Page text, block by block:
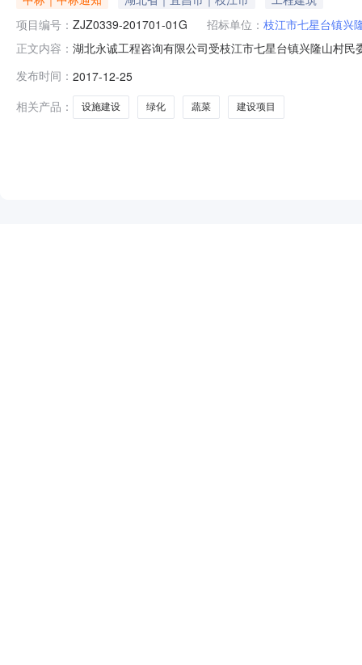
项目编号： ZJZ0339-201701-01G 招标单位： 枝江市七星台镇兴
正文内容： 湖北永诚工程咨询有限公司受枝江市七星台镇兴隆山村
项目为七星台镇兴隆山村蔬菜设施建设及绿化建设，主
发
发布时间： 2017-12-25
相关产品：
设施建设 绿化 蔬菜 建设项目